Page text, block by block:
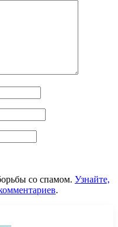
со спамом. Узнайте,
.